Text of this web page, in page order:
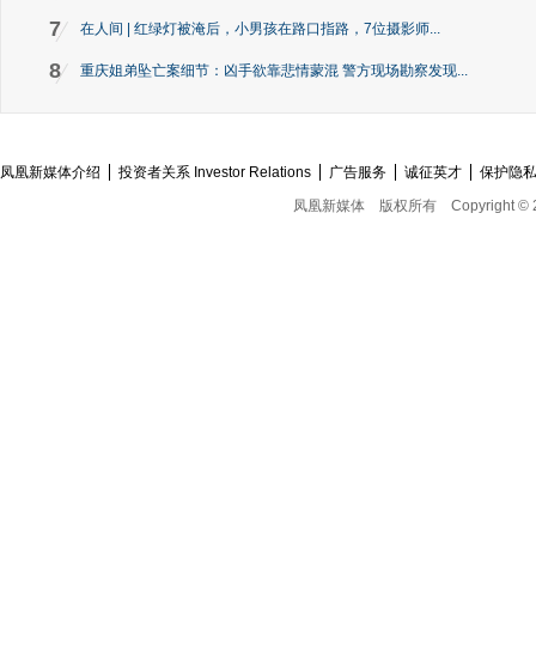
7 在人间 | 红绿灯被淹后，小男孩在路口指路，7位摄影师...
8 重庆姐弟坠亡案细节：凶手欲靠悲情蒙混 警方现场勘察发现...
凤凰新媒体介绍 投资者关系 Investor Relations 广告服务 诚征英才
保护隐
凤凰新媒体
版权所有 Copyright ©